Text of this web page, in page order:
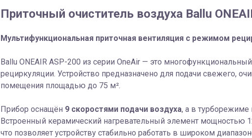
Приточный очиститель воздуха Ballu
Мультифункциональная приточная вентиляция с режимом
Ballu ONEAIR ASP-200 из серии OneAir — это
рециркуляции. Устройство предназначено для подачи свежего,
помещения площадью до 75 м².
Прибор оснащён 9 скоростями подачи воздуха, а в турборежиме
Встроенный керамический нагревательный элемент мощностью
что позволяет устройству стабильно работать в широком